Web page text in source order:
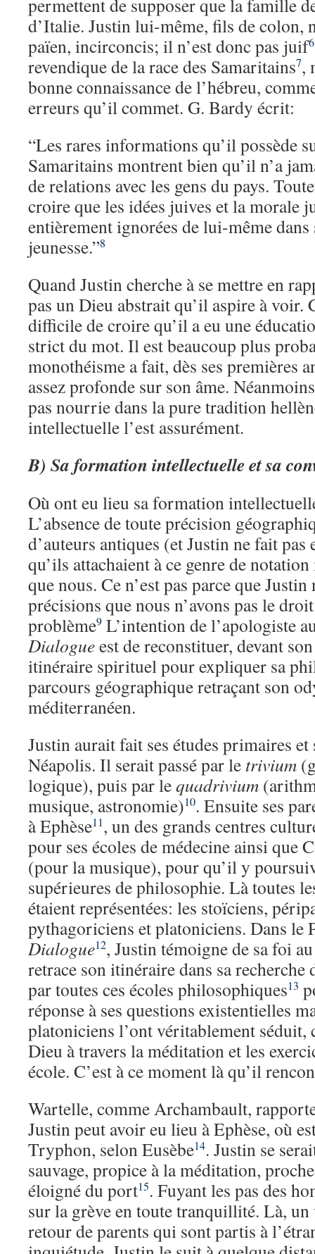
permettent de supposer que la famille
d’Italie. Justin lui-même, fils de colon,
païen, incirconcis; il n’est donc pas juif6
revendique de la race des Samaritains7,
bonne connaissance de l’hébreu,
erreurs qu’il commet. G. Bardy écrit:
“Les rares informations qu’il possède
Samaritains montrent bien qu’il n’a
de relations avec les gens du pays.
croire que les idées juives et la morale
entièrement ignorées de lui-même dans
jeunesse.”8
Quand Justin cherche à se mettre en
pas un Dieu abstrait qu’il aspire à voir.
difficile de croire qu’il a eu une
strict du mot. Il est beaucoup plus
monothéisme a fait, dès ses premières
assez profonde sur son âme.
pas nourrie dans la pure tradition
intellectuelle l’est assurément.
B) Sa formation intellectuelle et sa
Où ont eu lieu sa formation
L’absence de toute précision
d’auteurs antiques (et Justin ne fait
qu’ils attachaient à ce genre de
que nous. Ce n’est pas parce que Justin
précisions que nous n’avons pas le
problème9 L’intention de l’apologiste
Dialogueest de reconstituer, devant
itinéraire spirituel pour expliquer sa
parcours géographique retraçant son
méditerranéen.
Justin aurait fait ses études primaires et
Néapolis. Il serait passé par le trivium
logique), puis par lequadrivium
musique, astronomie)10. Ensuite ses
à Ephèse11, un des grands centres
pour ses écoles de médecine ainsi que
(pour la musique), pour qu’il y
supérieures de philosophie. Là toutes
étaient représentées: les stoïciens,
pythagoriciens et platoniciens. Dans le
Dialogue12, Justin témoigne de sa foi
retrace son itinéraire dans sa recherche
par toutes ces écoles philosophiques13
réponse à ses questions existentielles
platoniciens l’ont véritablement séduit,
Dieu à travers la méditation et les
école. C’est à ce moment là qu’il
Wartelle, comme Archambault,
Justin peut avoir eu lieu à Ephèse, où
Tryphon, selon Eusèbe14. Justin se
sauvage, propice à la méditation,
éloigné du port15. Fuyant les pas des
sur la grève en toute tranquillité. Là,
retour de parents qui sont partis à